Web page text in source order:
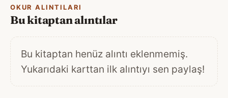
OKUR ALINTILARI
Bu kitaptan alıntılar
Bu kitaptan henüz alıntı eklenmemiş.
Yukarıdaki karttan ilk alıntıyı sen paylaş!